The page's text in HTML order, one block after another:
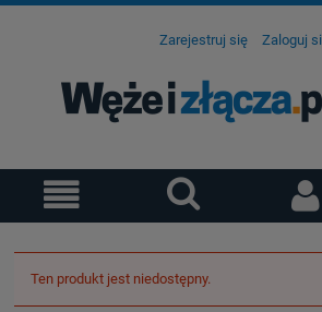
Zarejestruj się Zaloguj
Ten produkt jest niedostępny.